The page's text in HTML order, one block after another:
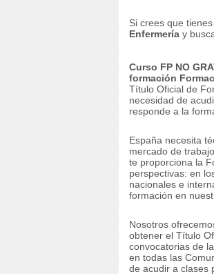
Si crees que
Enfermería y
Curso FP NO
formación
Título Oficial de
necesidad de
responde a la
España necesita
mercado de
te proporciona la
perspectivas: en
nacionales e
formación en
Nosotros
obtener el Título
convocatorias de
en todas las
de acudir a clases